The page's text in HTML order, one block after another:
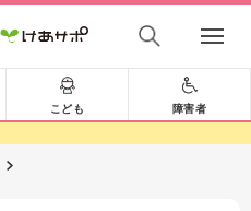
こども 障害者